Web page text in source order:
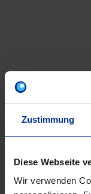
Zustimmung
Diese Webseite
Wir verwenden
Haben Sie
Produkten?